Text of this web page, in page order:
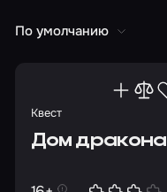
По умолчанию
Квест
Дом дракона